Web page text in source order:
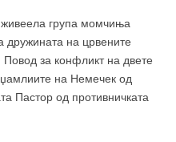
група момчиња
дружината на црвените
за конфликт на двете
на Немечек од
Пастор од противничката